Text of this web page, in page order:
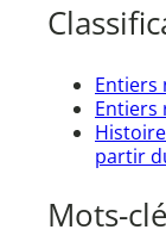
Entiers
Entiers
partir
Mots-